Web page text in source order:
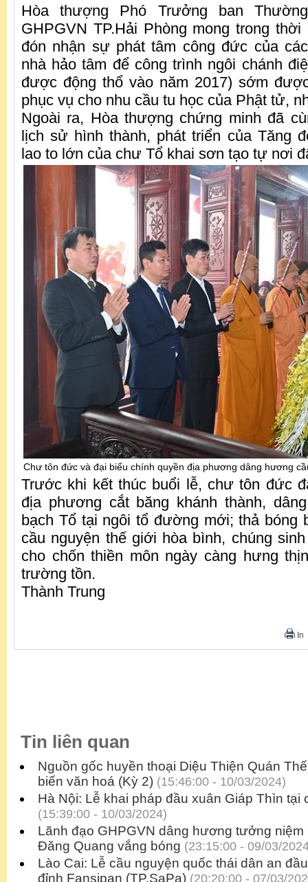
Hòa thượng Phó Trưởng ban
GHPGVN TP.Hải Phòng mong trong
đón nhận sự phát tâm công đức của
nhà hảo tâm để công trình ngôi chánh
được động thổ vào năm 2017) sớm
phục vụ cho nhu cầu tu học của Phật tử,
Ngoài ra, Hòa thượng chứng minh đã
lịch sử hình thành, phát triển của Tăng
lao to lớn của chư Tổ khai sơn tạo tự nơi
Chư tôn đức và đại biểu chính quyền địa phương dâng hương
Trước khi kết thúc buổi lễ, chư tôn đức
địa phương cắt băng khánh thành,
bạch Tổ tại ngôi tổ đường mới; thả bóng
cầu nguyện thế giới hòa bình, chúng
cho chốn thiền môn ngày càng hưng
trường tồn.
Thành Trung
In
Tin liên quan
Nguồn gốc huyền thoại Diệu Thiện Quán
biến văn hoá (Kỳ 2) (15:46:00 - 10/03/2024)
Hà Nội: Lễ khai pháp đầu xuân Giáp Thìn tại
(15:39:00 - 10/03/2024)
Lãnh đạo GHPGVN dâng hương tưởng
Đăng Quang vắng bóng (23:15:00 - 09/03/
Lào Cai: Lễ cầu nguyện quốc thái dân an
đỉnh Fansipan (TP.SaPa) (20:20:00 - 07/03/